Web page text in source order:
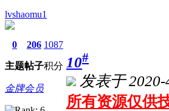
lvshaomu1
0
主题
206
帖子
1087
积分
金牌会员
10#
发表于
所有资源仅供